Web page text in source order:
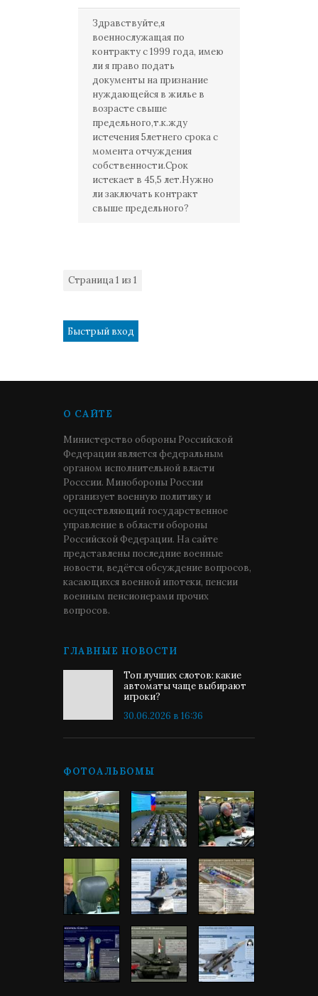
Здравствуйте,я
военнослужащая по
контракту с 1999 года, имею
ли я право подать
документы на признание
нуждающейся в жилье в
возрасте свыше
предельного,т.к.жду
истечения 5летнего срока с
момента отчуждения
собственности.Срок
истекает в 45,5 лет.Нужно
ли заключать контракт
свыше предельного?
Страница1 из 1
О САЙТЕ
Министерство обороны Российской
Федерации является федеральным
органом исполнительной власти
Росссии. Минобороны России
организует военную политику и
осуществляющий государственное
управление в области обороны
Российской Федерации. На сайте
представлены последние военные
новости, ведётся обсуждение вопросов,
касающихся военной ипотеки, пенсии
военным пенсионерами прочих
вопросов.
ГЛАВНЫЕ НОВОСТИ
Топ лучших слотов: какие
автоматы чаще выбирают
игроки?
30.06.2026 в 16:36
ФОТОАЛЬБОМЫ